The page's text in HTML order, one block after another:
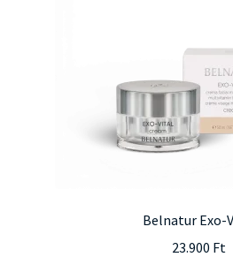
Belnatur Exo-
23.900 Ft